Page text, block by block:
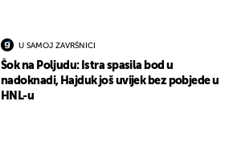
U SAMOJ ZAVRŠNICI
Šok na Poljudu: Istra spasila bod u
nadoknadi, Hajduk još uvijek bez pobjede u
HNL-u